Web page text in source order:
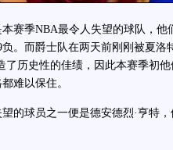
季NBA最令人失望的球队，他
。而爵士队在两天前刚刚被夏洛
了历史性的佳绩，因此本赛季初
难以保住。
球员之一便是德安德烈·亨特，